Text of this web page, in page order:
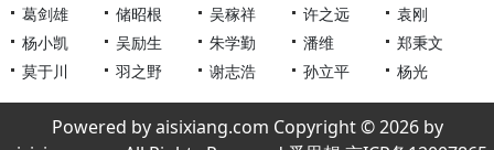
葛剑雄
储昭根 吴稼祥 许之远
袁刚
杨小凯
吴励生 朱学勤 潘维
郑秉文
莫于川
羽之野 谢志浩 孙立平 杨光
Powered by aisixiang.com Copyright © 2026 by